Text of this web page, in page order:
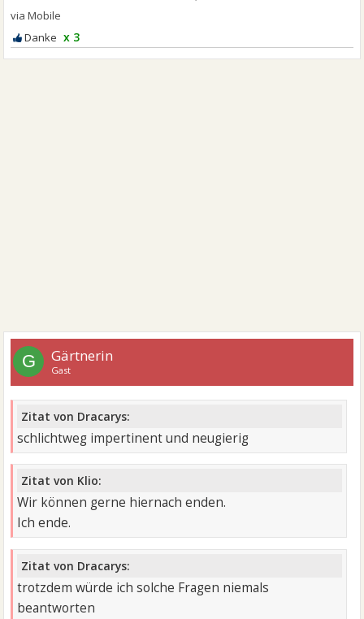
x 3
G Gärtnerin
Gast
Zitat von Dracarys:
schlichtweg impertinent und neugierig
Zitat von Klio:
Wir können gerne hiernach enden.
Ich ende.
Zitat von Dracarys:
trotzdem würde ich solche Fragen niemals
beantworten